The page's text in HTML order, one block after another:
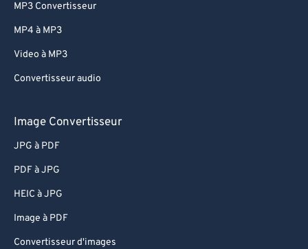
MP3 Convertisseur
MP4 à MP3
Video à MP3
Convertisseur audio
Image Convertisseur
JPG à PDF
PDF à JPG
HEIC à JPG
Image à PDF
Convertisseur d'images